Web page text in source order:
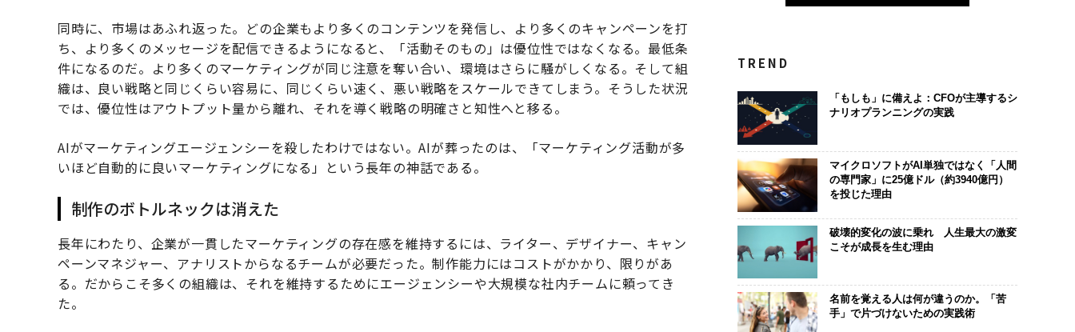
同時に、市場はあふれ返った。どの企業もより多くのコンテンツを発信し、より多くのキャンペーンを打
ち、より多くのメッセージを配信できるようになると、「活動そのもの」は優位性ではなくなる。最低条
件になるのだ。より多くのマーケティングが同じ注意を奪い合い、環境はさらに騒がしくなる。そして組
織は、良い戦略と同じくらい容易に、同じくらい速く、悪い戦略をスケールできてしまう。そうした状況
では、優位性はアウトプット量から離れ、それを導く戦略の明確さと知性へと移る。
AIがマーケティングエージェンシーを殺したわけではない。AIが葬ったのは、「マーケティング活動が多
いほど自動的に良いマーケティングになる」という長年の神話である。
制作のボトルネックは消えた
長年にわたり、企業が一貫したマーケティングの存在感を維持するには、ライター、デザイナー、キャン
ペーンマネジャー、アナリストからなるチームが必要だった。制作能力にはコストがかかり、限りがあ
る。だからこそ多くの組織は、それを維持するためにエージェンシーや大規模な社内チームに頼ってき
た。
TREND
「もしも」に備えよ：CFOが主導するシ
ナリオプランニングの実践
マイクロソフトがAI単独ではなく「人間
の専門家」に25億ドル（約3940億円）
を投じた理由
破壊的変化の波に乗れ 人生最大の激変
こそが成長を生む理由
名前を覚える人は何が違うのか。「苦
手」で片づけないための実践術